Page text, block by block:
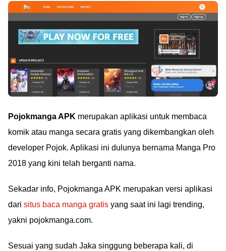
Pojokmanga APK merupakan aplikasi untuk membaca
komik atau manga secara gratis yang dikembangkan oleh
developer Pojok. Aplikasi ini dulunya bernama Manga Pro
2018 yang kini telah berganti nama.
Sekadar info, Pojokmanga APK merupakan versi aplikasi
dari situs baca manga gratis yang saat ini lagi trending,
yakni pojokmanga.com.
Sesuai yang sudah Jaka singgung beberapa kali, di